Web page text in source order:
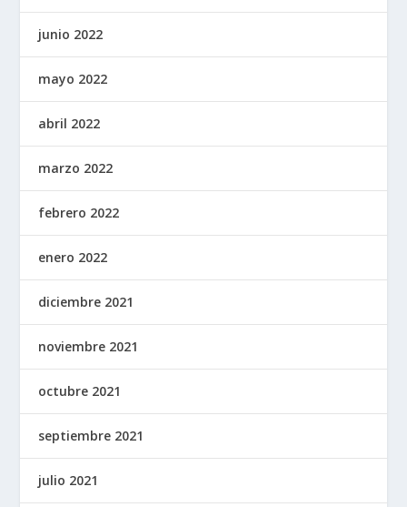
junio 2022
mayo 2022
abril 2022
marzo 2022
febrero 2022
enero 2022
diciembre 2021
noviembre 2021
octubre 2021
septiembre 2021
julio 2021